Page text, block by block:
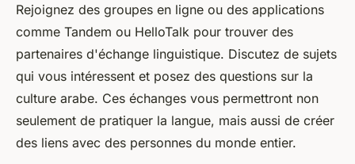
Rejoignez des groupes en ligne ou des applications
comme Tandem ou HelloTalk pour trouver des
partenaires d'échange linguistique. Discutez de sujets
qui vous intéressent et posez des questions sur la
culture arabe. Ces échanges vous permettront non
seulement de pratiquer la langue, mais aussi de créer
des liens avec des personnes du monde entier.